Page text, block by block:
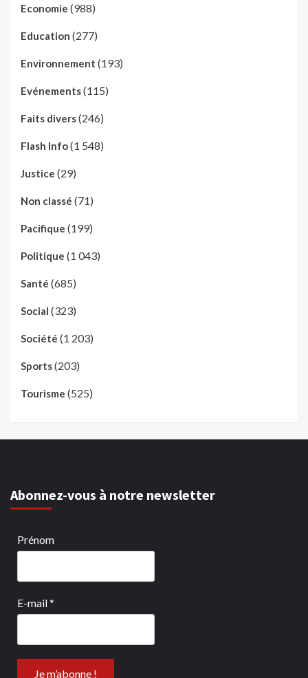
Economie (988)
Education (277)
Environnement (193)
Evénements(115)
Faits divers(246)
Flash Info(1 548)
Justice (29)
Non classé (71)
Pacifique (199)
Politique (1 043)
Santé (685)
Social (323)
Société (1 203)
Sports(203)
Tourisme (525)
Abonnez-vous à notre newsletter
Prénom
E-mail*